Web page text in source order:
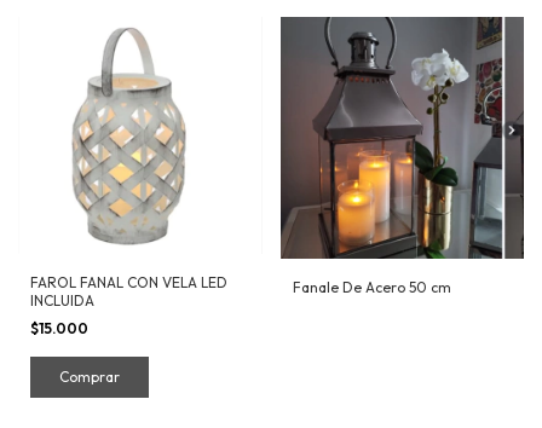
FAROL FANAL CON VELA LED
INCLUIDA
$15.000
Fanale De Acero 50 cm